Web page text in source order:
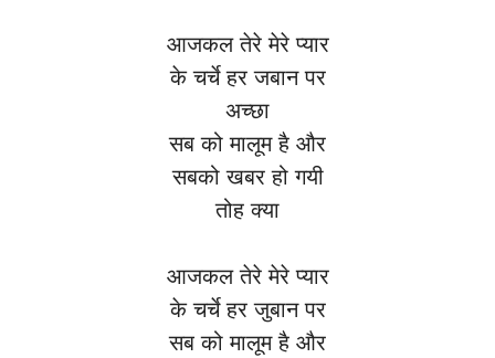
आजकल तेरे मेरे प्यार
के चर्चे हर जबान पर
अच्छा
सब को मालूम है और
सबको खबर हो गयी
तोह क्या
आजकल तेरे मेरे प्यार
के चर्चे हर जुबान पर
सब को मालूम है और